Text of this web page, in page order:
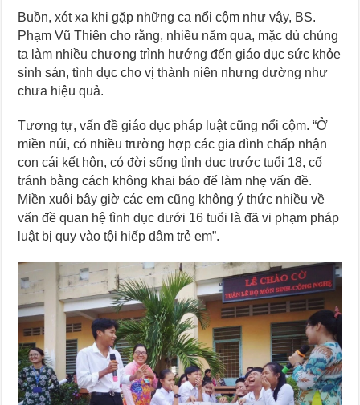
Buồn, xót xa khi gặp những ca nổi cộm như vậy, BS.
Phạm Vũ Thiên cho rằng, nhiều năm qua, mặc dù chúng
ta làm nhiều chương trình hướng đến giáo dục sức khỏe
sinh sản, tình dục cho vị thành niên nhưng dường như
chưa hiệu quả.
Tương tự, vấn đề giáo dục pháp luật cũng nổi cộm. “Ở
miền núi, có nhiều trường hợp các gia đình chấp nhận
con cái kết hôn, có đời sống tình dục trước tuổi 18, cố
tránh bằng cách không khai báo để làm nhẹ vấn đề.
Miền xuôi bây giờ các em cũng không ý thức nhiều về
vấn đề quan hệ tình dục dưới 16 tuổi là đã vi phạm pháp
luật bị quy vào tội hiếp dâm trẻ em”.